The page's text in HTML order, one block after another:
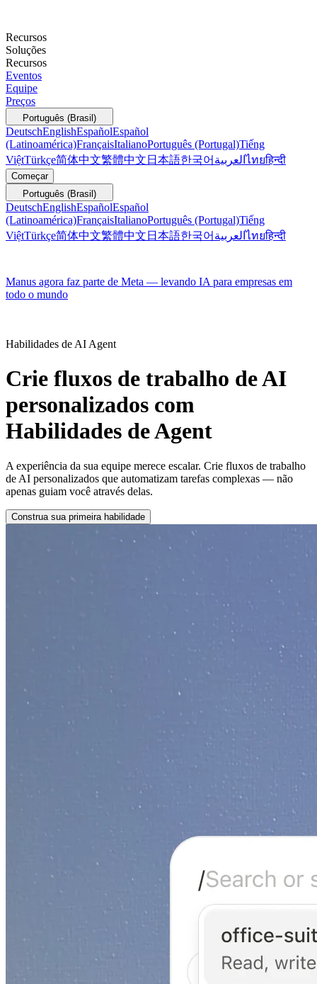
Recursos
Soluções
Recursos
Eventos
Equipe
Preços
Português (Brasil)
DeutschEnglishEspañolEspañol
(Latinoamérica)FrançaisItalianoPortuguês (Portugal)Tiếng
ViệtTürkçe简体中文繁體中文 日本語한국어 العربيةไทยहिन्दी
Começar
Português (Brasil)
DeutschEnglishEspañolEspañol
(Latinoamérica)FrançaisItalianoPortuguês (Portugal)Tiếng
ViệtTürkçe简体中文繁體中文 日本語한국어 العربيةไทยहिन्दी
Manus agora faz parte de Meta — levando IA para empresas em
todo o mundo
Habilidades de AI Agent
Crie fluxos de trabalho de AI
personalizados com
Habilidades de Agent
A experiência da sua equipe merece escalar. Crie fluxos de trabalho
de AI personalizados que automatizam tarefas complexas — não
apenas guiam você através delas.
Construa sua primeira habilidade